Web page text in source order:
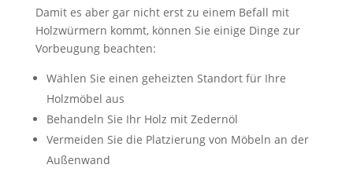
Damit es aber gar nicht erst zu einem Befall mit
Holzwürmern kommt, können Sie einige Dinge zur
Vorbeugung beachten:
Wählen Sie einen geheizten Standort für Ihre
Holzmöbel aus
Behandeln Sie Ihr Holz mit Zedernöl
Vermeiden Sie die Platzierung von Möbeln an der
Außenwand